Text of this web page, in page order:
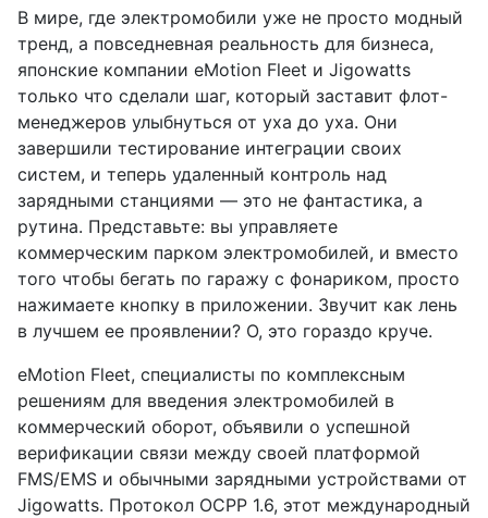
В мире, где электромобили уже не просто модный
тренд, а повседневная реальность для бизнеса,
японские компании eMotion Fleet и Jigowatts
только что сделали шаг, который заставит флот-
менеджеров улыбнуться от уха до уха. Они
завершили тестирование интеграции своих
систем, и теперь удаленный контроль над
зарядными станциями — это не фантастика, а
рутина. Представьте: вы управляете
коммерческим парком электромобилей, и вместо
того чтобы бегать по гаражу с фонариком, просто
нажимаете кнопку в приложении. Звучит как лень
в лучшем ее проявлении? О, это гораздо круче.
eMotion Fleet, специалисты по комплексным
решениям для введения электромобилей в
коммерческий оборот, объявили о успешной
верификации связи между своей платформой
FMS/EMS и обычными зарядными устройствами от
Jigowatts. Протокол OCPP 1.6, этот международный